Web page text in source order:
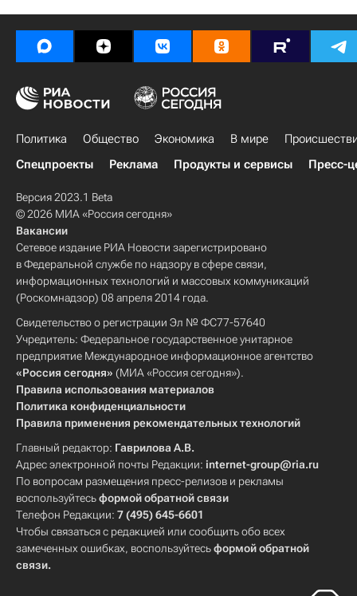
Политика Общество Экономика В мире
Спецпроекты
Реклама Продукты и сервисы Пресс-
Версия 2023.1 Beta
© 2026 МИА «Россия сегодня»
Вакансии
Сетевое издание РИА Новости зарегистрировано
в Федеральной службе по надзору в сфере связи,
информационных технологий и массовых коммуникаций
(Роскомнадзор) 08 апреля 2014 года.
Свидетельство о регистрации Эл № ФС77-57640
Учредитель: Федеральное государственное унитарное
предприятие Международное информационное агентство
«Россия сегодня» (МИА «Россия сегодня»).
Правила использования материалов
Политика конфиденциальности
Правила применения рекомендательных технологий
Главный редактор: Гаврилова А.В.
Адрес электронной почты Редакции: internet-group@ria.ru
По вопросам размещения пресс-релизов и рекламы
воспользуйтесьформой обратной связи
Телефон Редакции: 7 (495) 645-6601
Чтобы связаться с редакцией или сообщить обо всех
замеченных ошибках, воспользуйтесьформой обратной
связи.